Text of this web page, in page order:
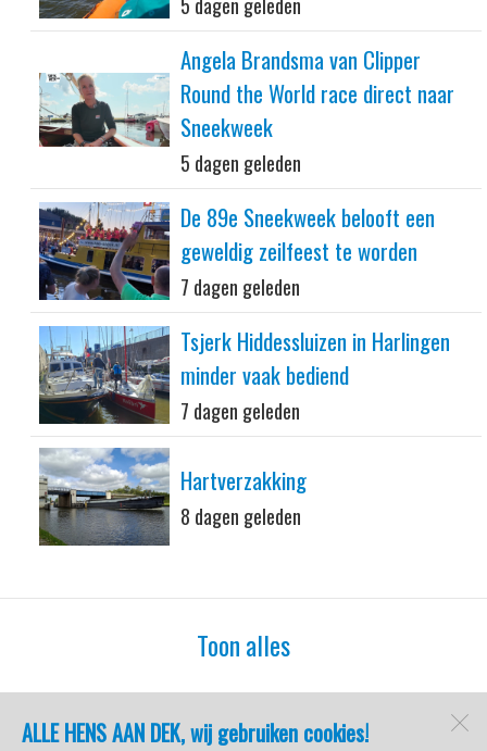
ALLE HENS AAN DEK, wij gebruiken cookies!
Angela Brandsma van Clipper
Round the World race direct naar
Sneekweek
5 dagen geleden
De 89e Sneekweek belooft een
geweldig zeilfeest te worden
7 dagen geleden
Tsjerk Hiddessluizen in Harlingen
minder vaak bediend
7 dagen geleden
Hartverzakking
8 dagen geleden
Toon alles
watersport-tv